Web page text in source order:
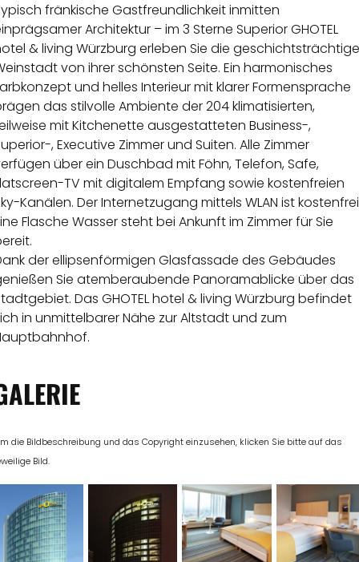
fränkische Gastfreundlichkeit inmitten
Architektur – im 3 Sterne Superior GHOTEL
& living Würzburg erleben Sie die geschichtsträchtige
von ihrer schönsten Seite. Ein harmonisches
und helles Interieur mit klarer Formensprache
das stilvolle Ambiente der 204 klimatisierten,
mit Kitchenette ausgestatteten Business-,
, Executive Zimmer und Suiten. Alle Zimmer
über ein Duschbad mit Föhn, Telefon, Safe,
TV mit digitalem Empfang sowie kostenfreien
Kanälen. Der Internetzugang mittels WLAN ist
Flasche Wasser steht bei Ankunft im Zimmer für Sie
der ellipsenförmigen Glasfassade des Gebäudes
Sie atemberaubende Panoramablicke über das
Das GHOTEL hotel & living Würzburg befindet
in unmittelbarer Nähe zur Altstadt und zum
die Bildbeschreibung und das Copyright einzusehen, klicken Sie bitte auf das
Bild.